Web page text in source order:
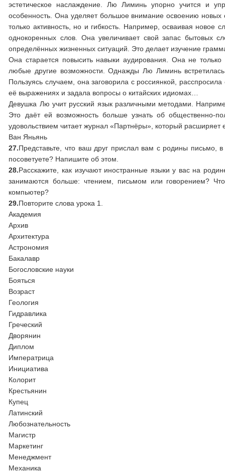
эстетическое наслаждение. Лю Лиминь упорно учится и
особенность. Она уделяет большое внимание освоению новых
только активность, но и гибкость. Например, осваивая
однокоренных слов. Она увеличивает свой запас бытовых
определённых жизненных ситуаций. Это делает изучение
Она старается повысить навыки аудирования. Она не
любые другие возможности. Однажды Лю Лиминь
Пользуясь случаем, она заговорила с россиянкой,
её выражениях и задала вопросы о китайских идиомах…
Девушка Лю учит русский язык различными методами.
Это даёт ей возможность больше узнать об общественно-
удовольствием читает журнал «Партнёры», который расширяет
Ван Яньянь
27.Представьте, что ваш друг прислал вам с родины письмо,
посоветуете? Напишите об этом.
28.Расскажите, как изучают иностранные языки у вас на
занимаются больше: чтением, письмом или говорением?
компьютер?
29.Повторите слова урока 1.
Академия
Архив
Архитектура
Астрономия
Бакалавр
Богословские науки
Бояться
Возраст
Геология
Гидравлика
Греческий
Дворянин
Диплом
Императрица
Инициатива
Колорит
Крестьянин
Купец
Латинский
Любознательность
Магистр
Маркетинг
Менеджмент
Механика